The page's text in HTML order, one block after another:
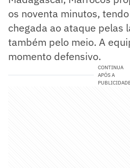
os noventa minutos,
chegada ao ataque pelas
também pelo meio. A
momento defensivo.
CONTINUA
APÓS A